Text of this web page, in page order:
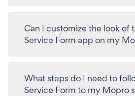
Can I customize the look of
Service Form app on my
What steps do I need to
Service Form to my Mopro